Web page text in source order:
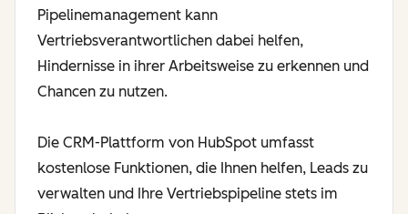
Pipelinemanagement kann
Vertriebsverantwortlichen dabei helfen,
Hindernisse in ihrer Arbeitsweise zu erkennen und
Chancen zu nutzen.
Die CRM-Plattform von HubSpot umfasst
kostenlose Funktionen, die Ihnen helfen, Leads zu
verwalten und Ihre Vertriebspipeline stets im